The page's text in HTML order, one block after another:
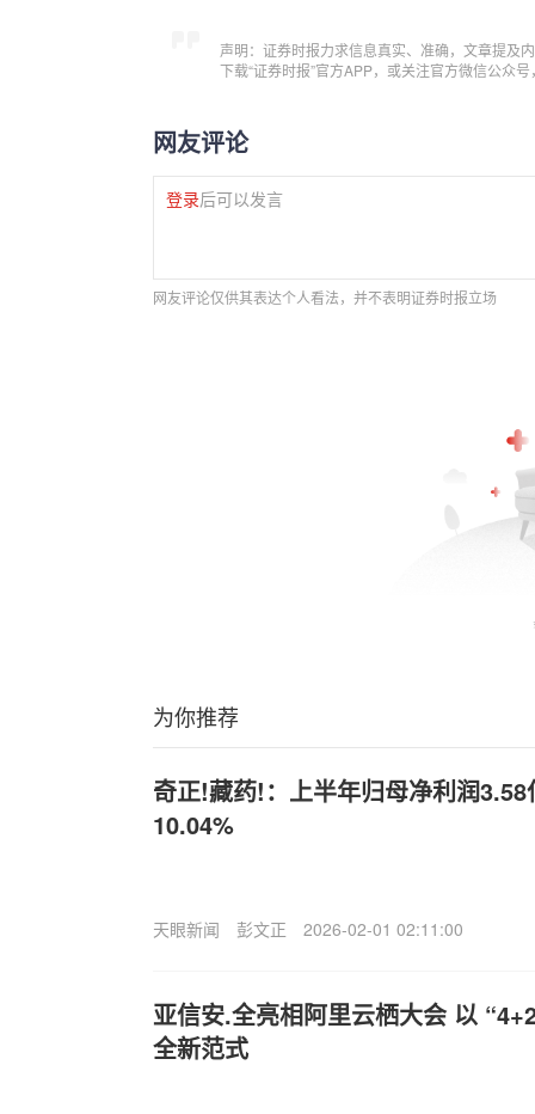
声明：证券时报力求信息真实、准确，文章提及
下载“证券时报”官方APP，或关注官方微信公众
网友评论
登录后可以发言
网友评论仅供其表达个人看法，并不表明证券时报立场
为你推荐
奇正!藏药!：上半年归母净利润
10.04%
天眼新闻 彭文正 2026-02-01 02:11:00
亚信安.全亮相阿里云栖大会 以
全新范式